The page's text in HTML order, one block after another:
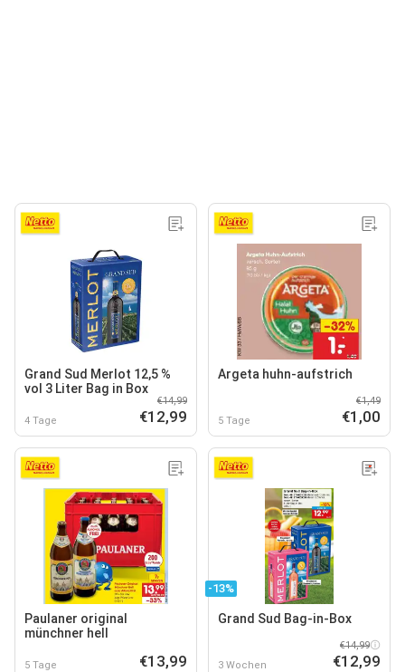
Grand Sud Merlot 12,5 %
vol 3 Liter Bag in Box
4 Tage
€14,99
€12,99
Argeta huhn-aufstrich
5 Tage
€1,49
€1,00
Paulaner original
münchner hell
5 Tage €13,99
-13%
Grand Sud Bag-in-Box
3 Wochen
€14,99
€12,99